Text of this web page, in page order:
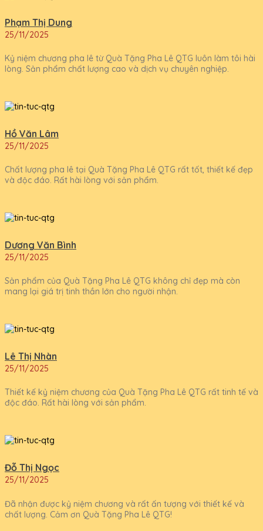
Phạm Thị Dung
25/11/2025
Kỷ niệm chương pha lê từ Quà Tặng Pha Lê QTG luôn làm tôi hài
lòng. Sản phẩm chất lượng cao và dịch vụ chuyên nghiệp.
Hồ Văn Lâm
25/11/2025
Chất lượng pha lê tại Quà Tặng Pha Lê QTG rất tốt, thiết kế đẹp
và độc đáo. Rất hài lòng với sản phẩm.
Dương Văn Bình
25/11/2025
Sản phẩm của Quà Tặng Pha Lê QTG không chỉ đẹp mà còn
mang lại giá trị tinh thần lớn cho người nhận.
Lê Thị Nhàn
25/11/2025
Thiết kế kỷ niệm chương của Quà Tặng Pha Lê QTG rất tinh tế và
độc đáo. Rất hài lòng với sản phẩm.
Đỗ Thị Ngọc
25/11/2025
Đã nhận được kỷ niệm chương và rất ấn tượng với thiết kế và
chất lượng. Cảm ơn Quà Tặng Pha Lê QTG!